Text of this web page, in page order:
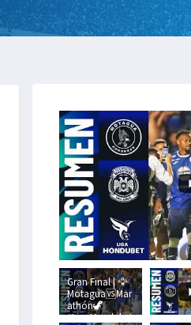
Gran Final | 🦅
Motagua🆚Mar
athón🦖
#LigaHondubet